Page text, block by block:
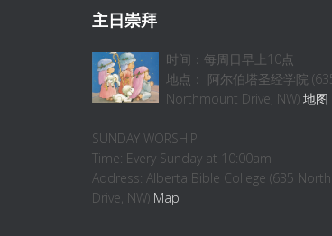
主日崇拜
时间：每周日早上10点
地点： 阿尔伯塔圣经学院
Northmount Drive, NW) 地图
SUNDAY WORSHIP
Time: Every Sunday at 10:00am
Address: Alberta Bible College (635
Drive, NW) Map